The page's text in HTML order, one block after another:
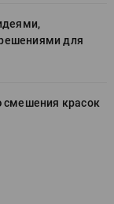
для
смешения красок